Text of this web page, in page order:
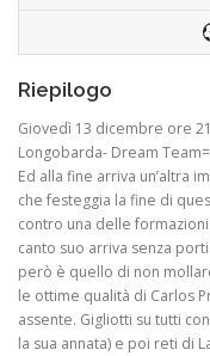
Riepilogo
Giovedì 13 dicembre ore
Longobarda- Dream
Ed alla fine arriva un’altra
che festeggia la fine di
contro una delle
canto suo arriva senza
però è quello di non
le ottime qualità di Carlos
assente. Gigliotti su tutti
la sua annata) e poi reti di